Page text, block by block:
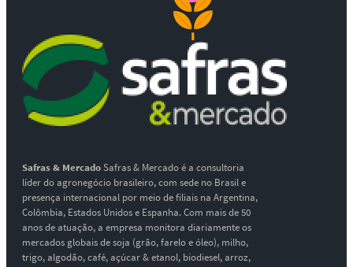
Safras & MercadoSafras & Mercado é a consultoria
líder do agronegócio brasileiro, com sede no Brasil e
presença internacional por meio de filiais na Argentina,
Colômbia, Estados Unidos e Espanha. Com mais de 50
anos de atuação, a empresa monitora diariamente os
mercados globais de soja (grão, farelo e óleo), milho,
trigo, algodão, café, açúcar & etanol, biodiesel, arroz,